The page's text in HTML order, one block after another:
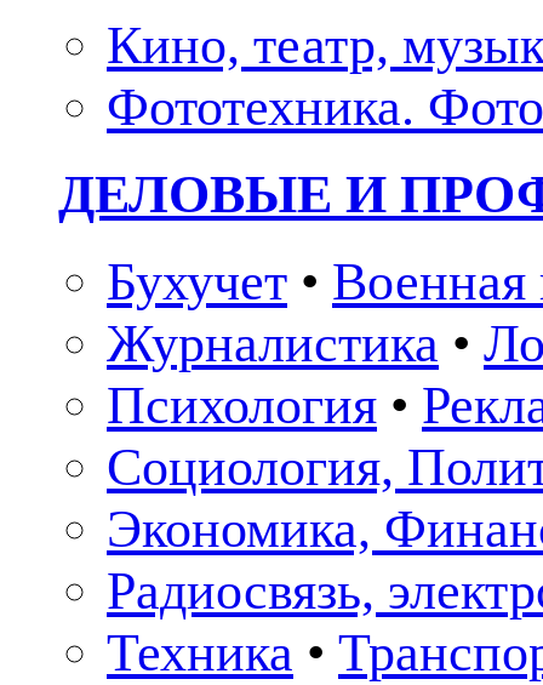
Кино, театр,
Фототехника.
ДЕЛОВЫЕ И
Бухучет • Военная
Журналистика •
Психология •
Социология,
Экономика,
Радиосвязь,
Техника •